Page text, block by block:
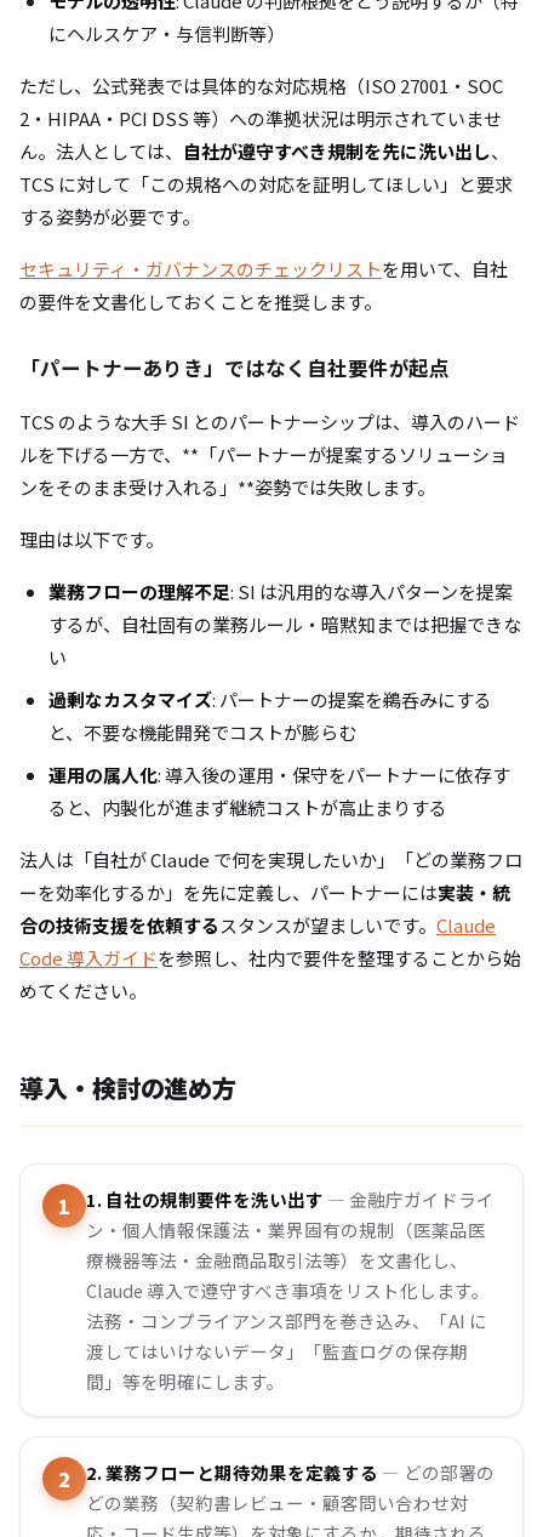
にヘルスケア・与信判断等）
ただし、公式発表では具体的な対応規格（ISO 27001・SOC
2・HIPAA・PCI DSS 等）への準拠状況は明示されていませ
ん。法人としては、 自社が遵守すべき規制を先に洗い出し、
TCS に対して「この規格への対応を証明してほしい」と要求
する姿勢が必要です。
セキュリティ・ガバナンスのチェックリストを用いて、自社
の要件を文書化しておくことを推奨します。
「パートナーありき」ではなく自社要件が起点
TCS のような大手 SI とのパートナーシップは、導入のハード
ルを下げる一方で、**「パートナーが提案するソリューショ
ンをそのまま受け入れる」**姿勢では失敗します。
理由は以下です。
業務フローの理解不足: SI は汎用的な導入パターンを提案
するが、自社固有の業務ルール・暗黙知までは把握できな
い
過剰なカスタマイズ: パートナーの提案を鵜呑みにする
と、不要な機能開発でコストが膨らむ
運用の属人化: 導入後の運用・保守をパートナーに依存す
ると、内製化が進まず継続コストが高止まりする
法人は「自社が Claude で何を実現したいか」「どの業務フロ
ーを効率化するか」を先に定義し、パートナーには実装・統
合の技術支援を依頼するスタンスが望ましいです。 Claude
Code 導入ガイドを参照し、社内で要件を整理することから始
めてください。
導入・検討の進め方
1. 自社の規制要件を洗い出す — 金融庁ガイドライ
ン・個人情報保護法・業界固有の規制（医薬品医
療機器等法・金融商品取引法等）を文書化し、
Claude 導入で遵守すべき事項をリスト化します。
法務・コンプライアンス部門を巻き込み、「AI に
渡してはいけないデータ」「監査ログの保存期
間」等を明確にします。
2. 業務フローと期待効果を定義する — どの部署の
どの業務（契約書レビュー・顧客問い合わせ対